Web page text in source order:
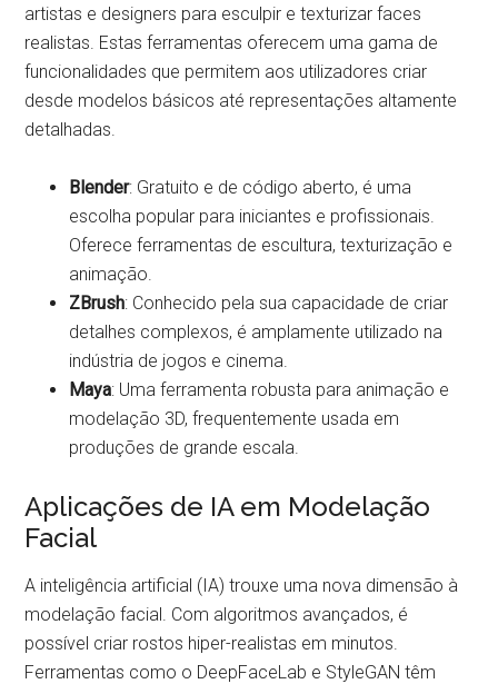
artistas e designers para esculpir e texturizar faces
realistas. Estas ferramentas oferecem uma gama de
funcionalidades que permitem aos utilizadores criar
desde modelos básicos até representações altamente
detalhadas.
Blender: Gratuito e de código aberto, é uma
escolha popular para iniciantes e profissionais.
Oferece ferramentas de escultura, texturização e
animação.
ZBrush: Conhecido pela sua capacidade de criar
detalhes complexos, é amplamente utilizado na
indústria de jogos e cinema.
Maya: Uma ferramenta robusta para animação e
modelação 3D, frequentemente usada em
produções de grande escala.
Aplicações de IA em Modelação
Facial
A inteligência artificial (IA) trouxe uma nova dimensão à
modelação facial. Com algoritmos avançados, é
possível criar rostos hiper-realistas em minutos.
Ferramentas como o DeepFaceLab e StyleGAN têm